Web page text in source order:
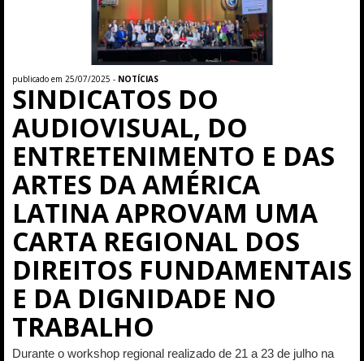
publicado em 25/07/2025 - NOTÍCIAS
SINDICATOS DO
AUDIOVISUAL, DO
ENTRETENIMENTO E DAS
ARTES DA AMÉRICA
LATINA APROVAM UMA
CARTA REGIONAL DOS
DIREITOS FUNDAMENTAIS
E DA DIGNIDADE NO
TRABALHO
Durante o workshop regional realizado de 21 a 23 de julho na